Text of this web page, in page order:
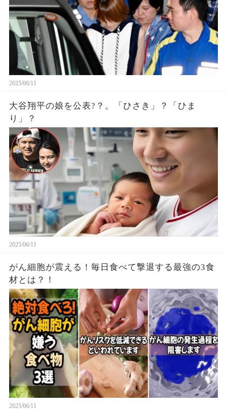
2025/06/11
大谷翔平の娘を公表?？。「ひさき」？「ひま
り」？
2025/06/11
がん細胞が震える！毎日食べて撃退する最強の3食
材とは？！
2025/06/11